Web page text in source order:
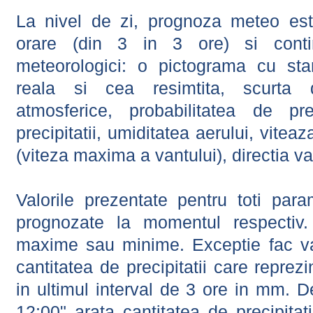
La nivel de zi, prognoza meteo
orare (din 3 in 3 ore) si
meteorologici: o pictograma cu
reala si cea resimtita, scurta
atmosferice, probabilitatea de
precipitatii, umiditatea aerului,
(viteza maxima a vantului), directia
Valorile prezentate pentru toti
prognozate la momentul
maxime sau minime. Exceptie fac
cantitatea de precipitatii care
in ultimul interval de 3 ore in mm.